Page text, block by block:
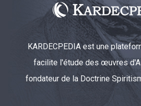
KARDECPEDIA est une
facilite l'étude des œuvres
fondateur de la Doctrine